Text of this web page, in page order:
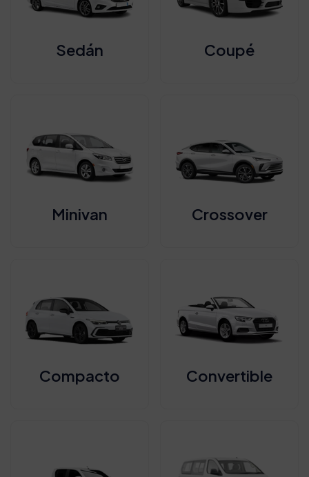
Sedán Coupé
Minivan Crossover
Compacto Convertible